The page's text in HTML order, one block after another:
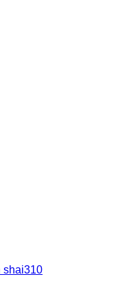
תקליטים למכירה..ברי סחרוֹף, ז׳אן קונפליקט, כרומוזום, מינימל קומפקט, רמי פורטיס מאת shai310